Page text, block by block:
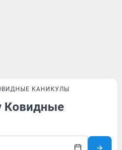
КАНИКУЛЫ
Ковидные